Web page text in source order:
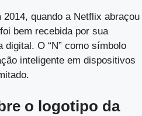
quando a Netflix abraçou
bem recebida por sua
digital. O “N” como símbolo
inteligente em dispositivos
o logotipo da